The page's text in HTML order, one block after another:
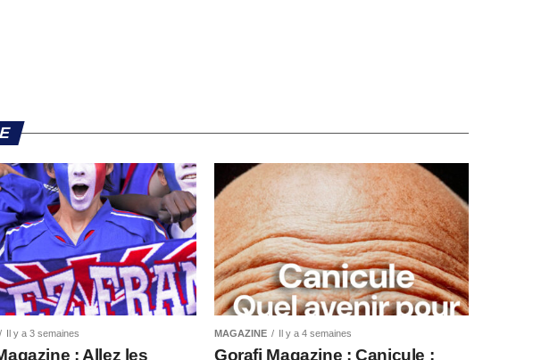
Il y a 3 semaines
: Allez les
MAGAZINE Il y a 4 semaines
Gorafi Magazine : Canicule :